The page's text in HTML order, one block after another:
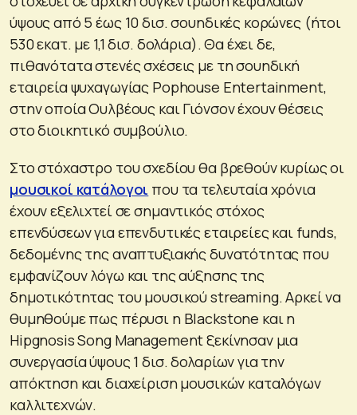
ύψους από 5 έως 10 δισ. σουηδικές κορώνες (ήτοι
530 εκατ. με 1,1 δισ. δολάρια). Θα έχει δε,
πιθανότατα στενές σχέσεις με τη σουηδική
εταιρεία ψυχαγωγίας Pophouse Entertainment,
στην οποία Ουλβέους και Γιόνσον έχουν θέσεις
στο διοικητικό συμβούλιο.
Στο στόχαστρο του σχεδίου θα βρεθούν κυρίως οι
μουσικοί κατάλογοι που τα τελευταία χρόνια
έχουν εξελιχτεί σε σημαντικός στόχος
επενδύσεων για επενδυτικές εταιρείες και funds,
δεδομένης της αναπτυξιακής δυνατότητας που
εμφανίζουν λόγω και της αύξησης της
δημοτικότητας του μουσικού streaming. Αρκεί να
θυμηθούμε πως πέρυσι η Blackstone και η
Hipgnosis Song Management ξεκίνησαν μια
συνεργασία ύψους 1 δισ. δολαρίων για την
απόκτηση και διαχείριση μουσικών καταλόγων
καλλιτεχνών.